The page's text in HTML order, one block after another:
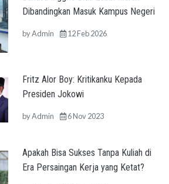
Dibandingkan Masuk Kampus Negeri
byAdmin 12 Feb 2026
Fritz Alor Boy: Kritikanku Kepada
Presiden Jokowi
byAdmin 6 Nov 2023
Apakah Bisa Sukses Tanpa Kuliah di
Era Persaingan Kerja yang Ketat?